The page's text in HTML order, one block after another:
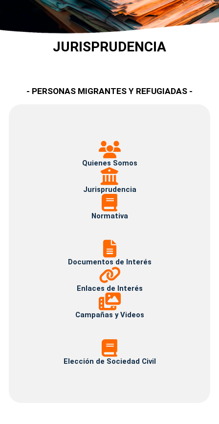
JURISPRUDENCIA
- PERSONAS MIGRANTES Y REFUGIADAS -
Somos
Quienes Somos
Jurisprudencia
Jurisprudencia
Normativa
Normativa
Documentos
Interés
Documentos de Interés
Enlaces
Interés
Enlaces de Interés
Campañas
y
Videos
Campañas y Videos
ELECCIÓN
DE
SOCIEDAD
CIVIL
Elección de Sociedad Civil